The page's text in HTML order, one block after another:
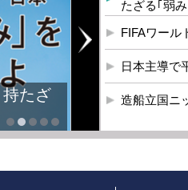
たざ
たざる｢弱
FIFAワール
日本主導で
造船立国ニ